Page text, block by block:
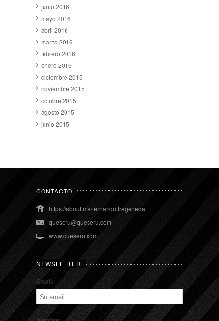
junio 2016
mayo 2016
abril 2016
marzo 2016
febrero 2016
enero 2016
diciembre 2015
noviembre 2015
octubre 2015
agosto 2015
junio 2015
CONTACTO
https://about.me/fernando.fregeneda
queseru@queseru.com
www.queseru.com
NEWSLETTER
Email: